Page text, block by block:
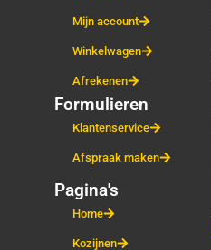
Mijn account
Winkelwagen
Afrekenen
Formulieren
Klantenservice
Afspraak maken
Pagina's
Home
Kozijnen